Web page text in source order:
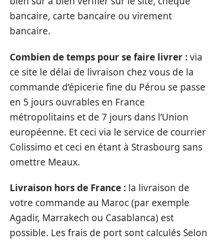
bancaire, carte bancaire ou virement
bancaire.
Combien de temps pour se faire livrer :via
ce site le délai de livraison chez vous de la
commande d’épicerie fine du Pérou se passe
en 5 jours ouvrables en France
métropolitains et de 7 jours dans l’Union
européenne. Et ceci via le service de courrier
Colissimo et ceci en étant à Strasbourg sans
omettre Meaux.
Livraison hors de France : la livraison de
votre commande au Maroc (par exemple
Agadir, Marrakech ou Casablanca) est
possible. Les frais de port sont calculés Selon